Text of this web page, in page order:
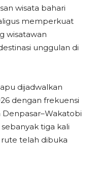
wisata bahari
memperkuat
wisatawan
unggulan di
dijadwalkan
dengan frekuensi
tiga kali
telah dibuka